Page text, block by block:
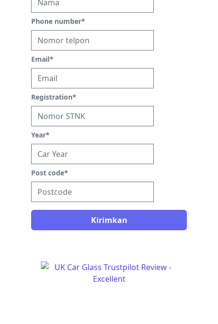
Phone number*
Email*
Registration*
Year*
Post code*
Kirimkan